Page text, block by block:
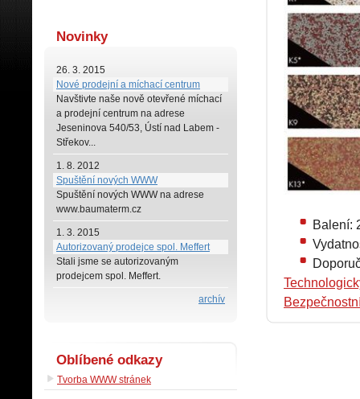
Balení:
Novinky
26. 3. 2015
Nové prodejní a míchací centrum
Navštivte naše nově otevřené míchací
a prodejní centrum na adrese
Jeseninova 540/53, Ústí nad Labem -
Střekov...
1. 8. 2012
Spuštění nových WWW
Spuštění nových WWW na adrese
www.baumaterm.cz
1. 3. 2015
Autorizovaný prodejce spol. Meffert
Stali jsme se autorizovaným
prodejcem spol. Meffert.
archív
Oblíbené odkazy
Tvorba WWW stránek